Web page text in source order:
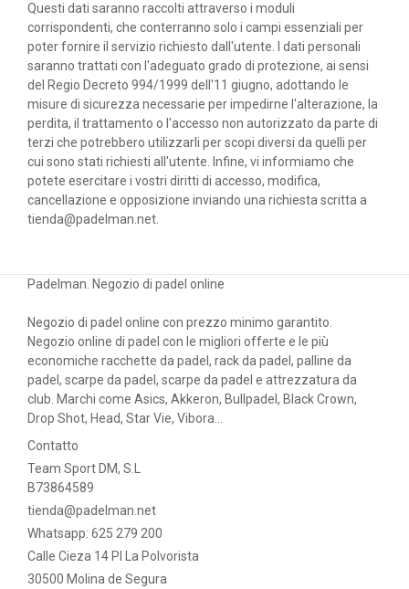
Questi dati saranno raccolti attraverso i moduli
corrispondenti, che conterranno solo i campi essenziali per
poter fornire il servizio richiesto dall'utente. I dati personali
saranno trattati con l'adeguato grado di protezione, ai sensi
del Regio Decreto 994/1999 dell'11 giugno, adottando le
misure di sicurezza necessarie per impedirne l'alterazione, la
perdita, il trattamento o l'accesso non autorizzato da parte di
terzi che potrebbero utilizzarli per scopi diversi da quelli per
cui sono stati richiesti all'utente. Infine, vi informiamo che
potete esercitare i vostri diritti di accesso, modifica,
cancellazione e opposizione inviando una richiesta scritta a
tienda@padelman.net.
Padelman. Negozio di padel online
Negozio di padel online con prezzo minimo garantito.
Negozio online di padel con le migliori offerte e le più
economiche racchette da padel, rack da padel, palline da
padel, scarpe da padel, scarpe da padel e attrezzatura da
club. Marchi come Asics, Akkeron, Bullpadel, Black Crown,
Drop Shot, Head, Star Vie, Vibora...
Contatto
Team Sport DM, S.L
B73864589
tienda@padelman.net
Whatsapp: 625 279 200
Calle Cieza 14 PI La Polvorista
30500 Molina de Segura